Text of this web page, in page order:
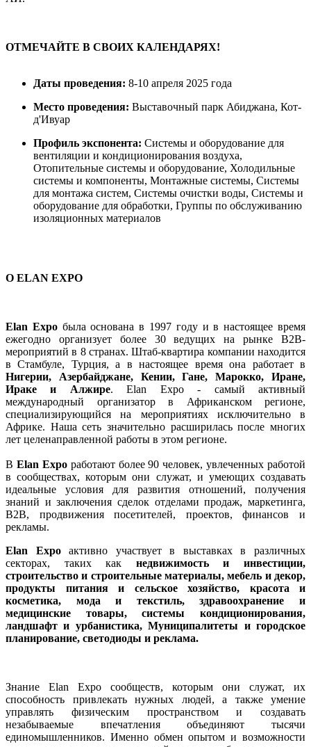
ОТМЕЧАЙТЕ В СВОИХ КАЛЕНДАРЯХ!
Даты проведения: 8-10 апреля 2025
Место проведения: Выставочный парк Абиджана, Кот-
д'Ивуар
Профиль экспонента:
вентиляции и кондиционирования воздуха,
Отопительные системы и оборудование, Холодильные
системы и компоненты, Монтажные системы, Системы
для монтажа систем, Системы очистки воды, Системы и
оборудование для обработки, Группы по обслуживанию
изоляционных материалов
О ELAN EXPO
Elan Expo была основана в 1997 году и в настоящее
ежегодно
организует более 30 ведущих на рынке B2B-
мероприятий в 8 странах. Штаб
в
Стамбуле, Турция, а в настоящее время она работает в
Нигерии, Азербайджане, Кении, Гане, Марокко, Иране,
Ираке
и Алжире. Elan Expo - самый
активный
международный
организатор в Африканском регионе,
специализирующийся
на мероприятиях исключительно
в
Африке. Наша сеть значительно расширилась после многих
лет целенаправленной работы в этом регионе.
В Elan Expo работают более 90 человек, увлеченных
в сообществах, которым они служат, и умеющих создавать
идеальные
условия для развития отношений,
получения
знаний и заключения сделок отделами продаж, маркетинга,
B2B, продвижения посетителей, проектов, финансов
и
рекламы.
Elan
Expo активно участвует в выставках в
различных
секторах, таких как недвижимость и инвестиции,
строительство и строительные материалы, мебель и декор,
продукты питания и сельское хозяйство, красота
и
косметика, мода и текстиль, здравоохранение
и
медицинские
товары, системы кондиционирования,
ландшафт и урбанистика, Муниципалитеты и городское
планирование, светодиоды и реклама.
Знание Elan Expo сообществ, которым они служат,
их
способность
привлекать нужных людей, а также умение
управлять физическим пространством и
создавать
незабываемые
впечатления объединяют
тысячи
единомышленников. Именно обмен опытом и возможности